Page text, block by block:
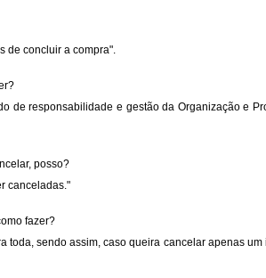
de concluir a compra".
de responsabilidade e gestão da Organização e
posso?
canceladas."
fazer?
sendo assim, caso queira cancelar apenas